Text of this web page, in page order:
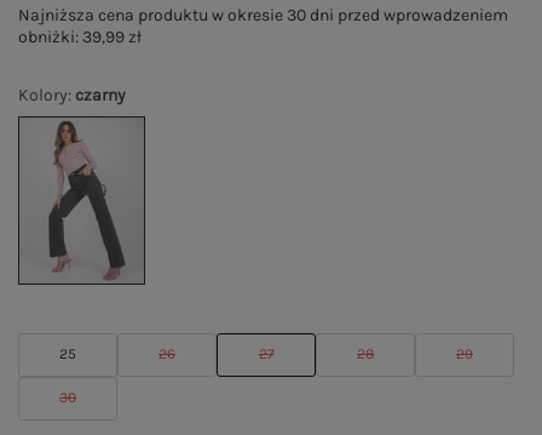
Kolory: czarny
25 26 27 28 29
30
Najniższa cena produktu w okresie 30 dni przed wprowadzeniem
obniżki: 39,99 zł